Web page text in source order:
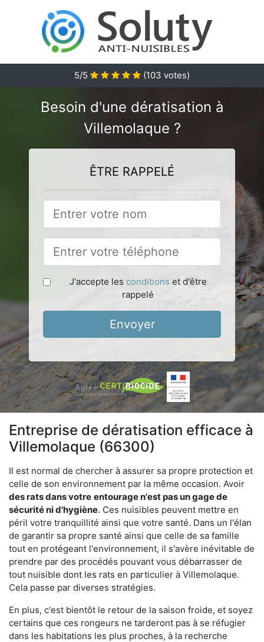
5/5 (103 votes)
Besoin d'une dératisation à
Villemolaque ?
ÊTRE RAPPELÉ
J'accepte les conditions et d'être
rappelé
Envoyer
Entreprise de dératisation efficace à
Villemolaque (66300)
Il est normal de chercher à assurer sa propre protection et
celle de son environnement par la même occasion. Avoir
des rats dans votre entourage n'est pas un gage de
sécurité ni d'hygiène. Ces nuisibles peuvent mettre en
péril votre tranquillité ainsi que votre santé. Dans un l'élan
de garantir sa propre santé ainsi que celle de sa famille
tout en protégeant l'environnement, il s'avère inévitable de
prendre par des procédés pouvant vous débarrasser de
tout nuisible dont les rats en particulier à Villemolaque.
Cela passe par diverses stratégies.
En plus, c'est bientôt le retour de la saison froide, et soyez
certains que ces rongeurs ne tarderont pas à se réfugier
dans les habitations les plus proches, à la recherche